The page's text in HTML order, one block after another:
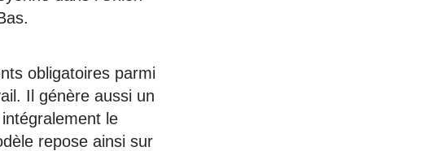
obligatoires parmi
Il génère aussi un
le
repose ainsi sur